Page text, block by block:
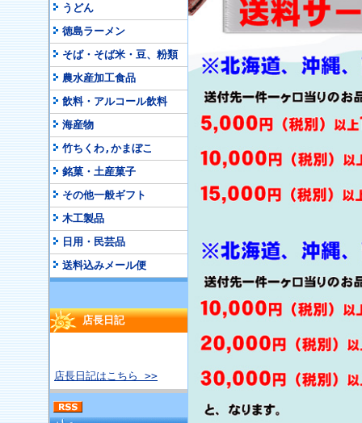
うどん
徳島ラーメン
そば・そば米・豆、粉類
農水産加工食品
飲料・アルコール飲料
海産物
竹ちくわ,かまぼこ
銘菓・土産菓子
その他一般ギフト
木工製品
日用・民芸品
送料込みメール便
店長日記
店長日記はこちら >>